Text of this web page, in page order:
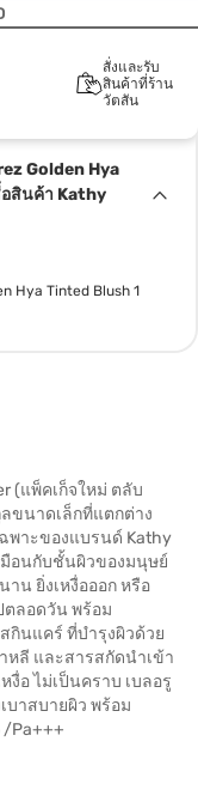
สั่งและรับ
สินค้าที่ร้าน
วัตสัน
Golden Hya
สินค้า Kathy
Hya Tinted Blush 1
(แพ็คเก็จใหม่ ตลับ
ขนาดเล็กที่แตกต่าง
พาะของแบรนด์ Kathy
มือนกับชั้นผิวของมนุษย์
น ยิ่งเหงื่อออก หรือ
ตลอดวัน พร้อม
กินแคร์ ที่บำรุงผิวด้วย
หลี และสารสกัดนำเข้า
อ ไม่เป็นคราบ เบลอรู
าสบายผิว พร้อม
/Pa+++